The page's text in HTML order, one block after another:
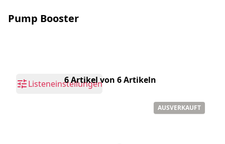
Pump Booster
Listeneinstellungen
6 Artikel von 6 Artikeln
AUSVERKAUFT